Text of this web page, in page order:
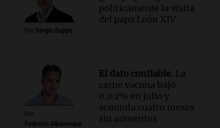
sobre su impacto espiritual
Panorama Federal
Episodios
jubilaciones en la provincia
Panorama Federal
Episodios
Por Sergio Suppo
políticamente la visita
del papa León XIV
Por
Federico Albarenque
El dato confiable. La
carne vacuna bajó
0,02% en julio y
acumula cuatro meses
sin aumentos